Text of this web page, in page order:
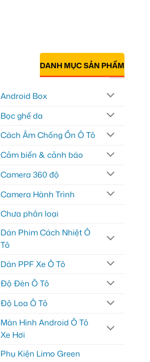
DANH MỤC SẢN PHẨM
Android Box
Bọc ghế da
Cách Âm Chống Ồn Ô Tô
Cảm biến & cảnh báo
Camera 360 độ
Camera Hành Trình
Chưa phân loại
Dán Phim Cách Nhiệt Ô
Tô
Dán PPF Xe Ô Tô
Độ Đèn Ô Tô
Độ Loa Ô Tô
Màn Hình Android Ô Tô
Xe Hơi
Phụ Kiện Limo Green